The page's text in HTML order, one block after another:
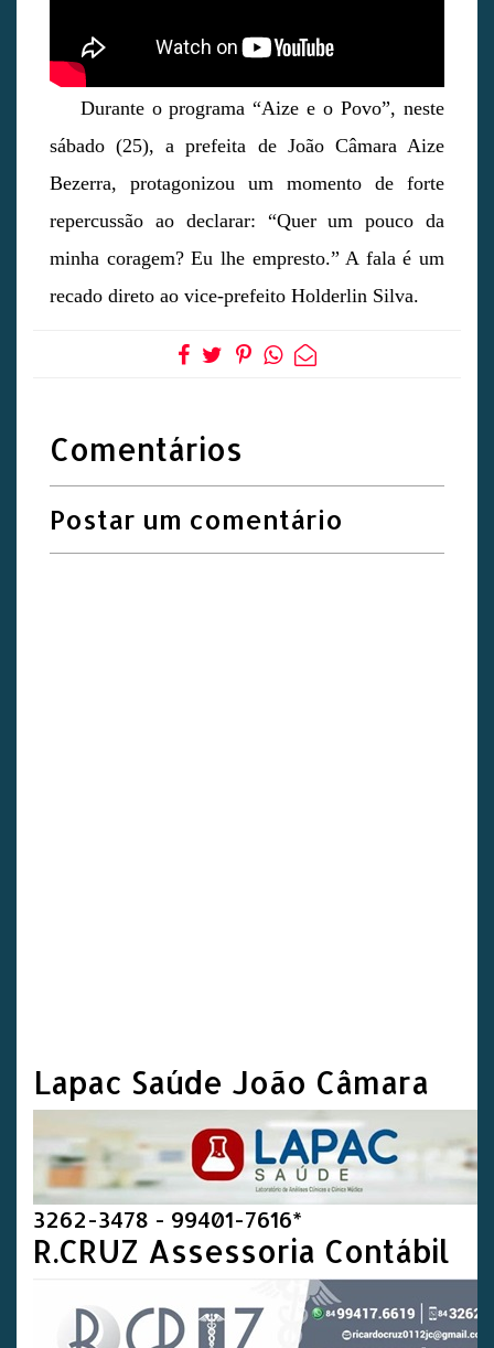
Durante o programa “Aize e o Povo”, neste
sábado (25), a prefeita de João Câmara Aize
Bezerra, protagonizou um momento de forte
repercussão ao declarar: “Quer um pouco da
minha coragem? Eu lhe empresto.” A fala é um
recado direto ao vice-prefeito Holderlin Silva.
Comentários
Postar um comentário
Lapac Saúde João Câmara
3262-3478 - 99401-7616*
R.CRUZ Assessoria Contábil